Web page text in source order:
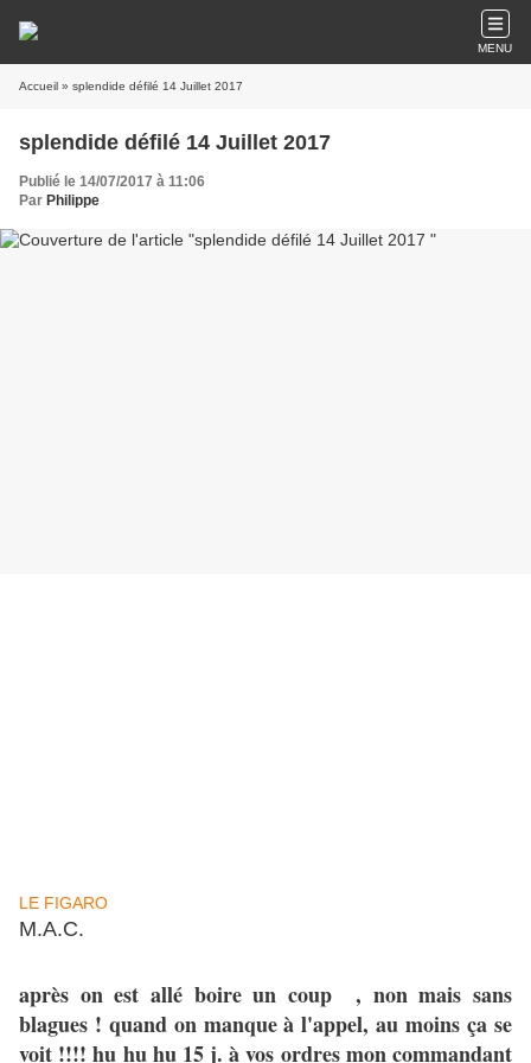
MENU
Accueil » splendide défilé 14 Juillet 2017
splendide défilé 14 Juillet 2017
Publié le 14/07/2017 à 11:06
Par Philippe
LE FIGARO
M.A.C.
après on est allé boire un coup , non mais sans
blagues ! quand on manque à l'appel, au moins ça se
voit !!!! hu hu hu 15 j. à vos ordres mon commandant